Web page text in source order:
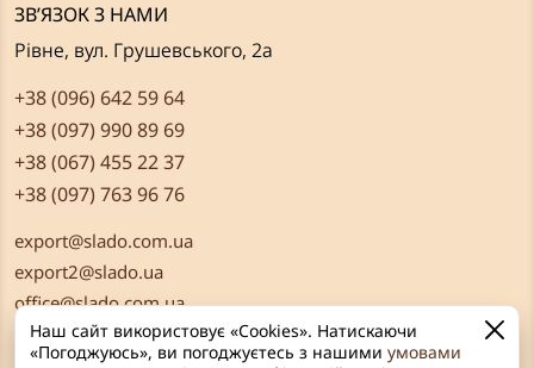
ЗВ’ЯЗОК З НАМИ
Рівне, вул. Грушевського, 2а
+38 (096) 642 59 64
+38 (097) 990 89 69
+38 (067) 455 22 37
+38 (097) 763 96 76
export@slado.com.ua
export2@slado.ua
office@slado.com.ua
Наш сайт використовує «Cookies». Натискаючи
«Погоджуюсь», ви погоджуєтесь з нашими умовами